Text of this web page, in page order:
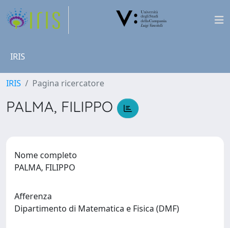
IRIS
IRIS Pagina ricercatore
PALMA, FILIPPO
Nome completo
PALMA, FILIPPO
Afferenza
Dipartimento di Matematica e Fisica (DMF)